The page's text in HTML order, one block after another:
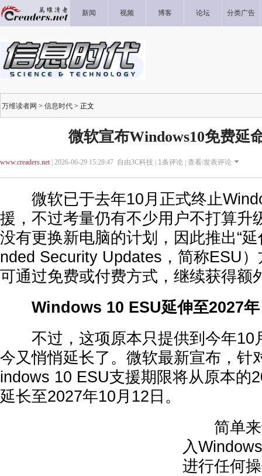
新闻 视频 博客 论坛 分类广告
万维读者网 > 信息时代 > 正文
微软宣布Windows10免费延
www.creaders.net| 2026-06-29 15:28:47 自由3C科技 | 1条评论 | 查看/发表评论
微软已于去年10月正式终止
援，不过考量仍有不少用户不打算升
没有更换新电脑的计划，因此推出“
nded Security Updates，简称ESU
可通过免费或付费方式，继续获得额
Windows 10 ESU延伸至2027年
不过，这项原本只提供到今年10
今又悄悄延长了。微软最新宣布，针
indows 10 ESU支援期限将从原本的
延长至2027年10月12日。
简单来
入
进行任何